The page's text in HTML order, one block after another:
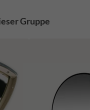
Gruppe